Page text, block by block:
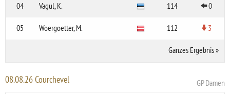
04 Vagul, K. 114 0
05 Woergoetter, M. 112 3
Ganzes Ergebnis»
08.08.26 Courchevel
GP Damen